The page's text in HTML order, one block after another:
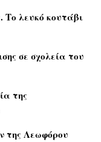
Το λευκό κουτάβι
σε σχολεία του
της
της Λεωφόρου